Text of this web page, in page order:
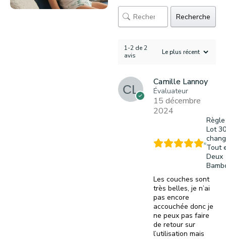
Recherche
1-2 de 2
avis
Camille Lannoy
Évaluateur
15 décembre
2024
Règle
Lot 30
Tout
Deux
Les couches sont
très belles, je n’ai
pas encore
accouchée donc je
ne peux pas faire
de retour sur
l’utilisation mais